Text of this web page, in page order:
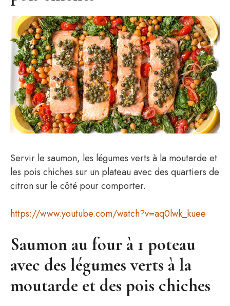
Servir le saumon, les légumes verts à la moutarde et
les pois chiches sur un plateau avec des quartiers de
citron sur le côté pour comporter.
https://www.youtube.com/watch?v=aq0lwk_kuee
Saumon au four à 1 poteau
avec des légumes verts à la
moutarde et des pois chiches